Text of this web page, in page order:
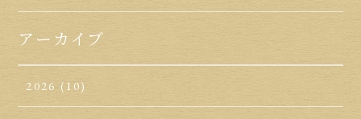
アーカイブ
2026 (10)